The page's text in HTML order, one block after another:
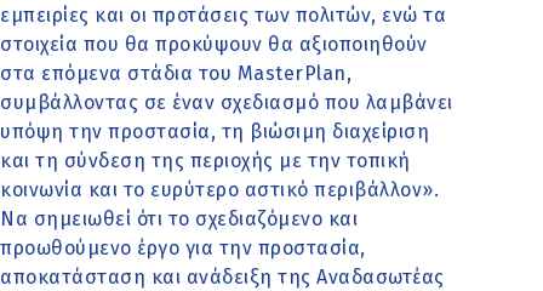
εμπειρίες και οι προτάσεις των πολιτών, ενώ τα
στοιχεία που θα προκύψουν θα αξιοποιηθούν
στα επόμενα στάδια του MasterPlan,
συμβάλλοντας σε έναν σχεδιασμό που λαμβάνει
υπόψη την προστασία, τη βιώσιμη διαχείριση
και τη σύνδεση της περιοχής με την τοπική
κοινωνία και το ευρύτερο αστικό περιβάλλον».
Να σημειωθεί ότι το σχεδιαζόμενο και
προωθούμενο έργο για την προστασία,
αποκατάσταση και ανάδειξη της Αναδασωτέας